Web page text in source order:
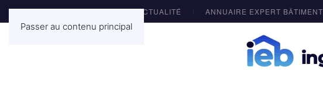
Passer au contenu principal
ACTUALITÉ ANNUAIRE EXPERT BÂTIMENT